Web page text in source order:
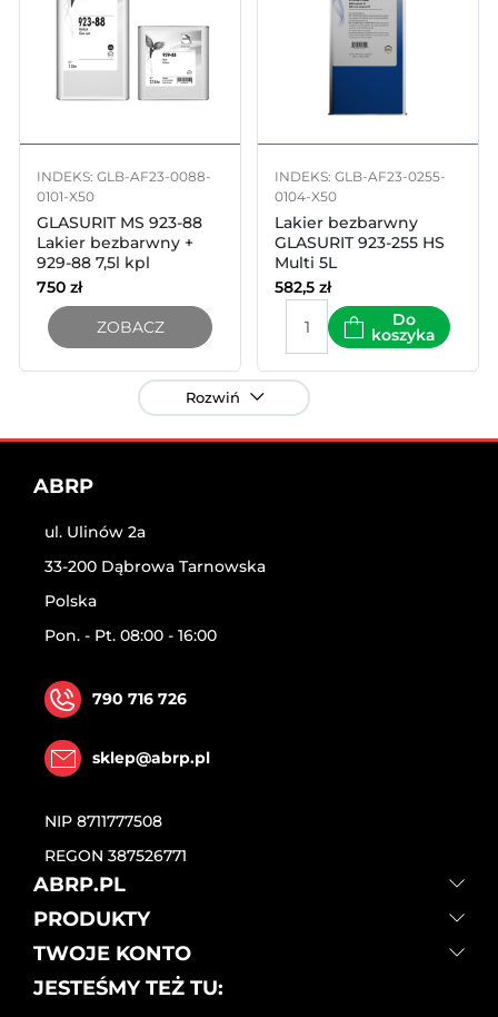
INDEKS: GLB-AF23-0088-
0101-X50
GLASURIT MS 923-88
Lakier bezbarwny +
929-88 7,5l kpl
750 zł
ZOBACZ
INDEKS: GLB-AF23-0255-
0104-X50
Lakier bezbarwny
GLASURIT 923-255 HS
Multi 5L
582,5 zł
Do
koszyka
Rozwiń
ABRP
ul. Ulinów 2a
33-200 Dąbrowa Tarnowska
Polska
Pon. - Pt. 08:00 - 16:00
790 716 726
sklep@abrp.pl
NIP 8711777508
REGON 387526771
ABRP.PL
PRODUKTY
TWOJE KONTO
JESTEŚMY TEŻ TU: